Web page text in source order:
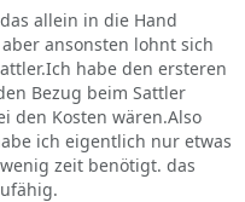
allein in die Hand
ansonsten lohnt sich
habe den ersteren
Bezug beim Sattler
den Kosten wären.Also
ich eigentlich nur etwas
zeit benötigt. das